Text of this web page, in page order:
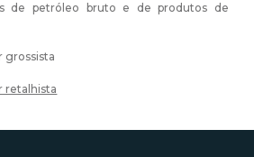
de petróleo bruto e de produtos de
grossista
retalhista